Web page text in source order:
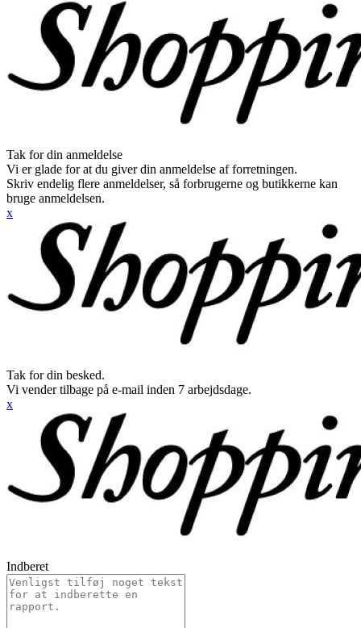
Tak for din anmeldelse
Vi er glade for at du giver din anmeldelse af forretningen.
Skriv endelig flere anmeldelser, så forbrugerne og butikkerne kan
bruge anmeldelsen.
x
Tak for din besked.
Vi vender tilbage på e-mail inden 7 arbejdsdage.
x
Indberet